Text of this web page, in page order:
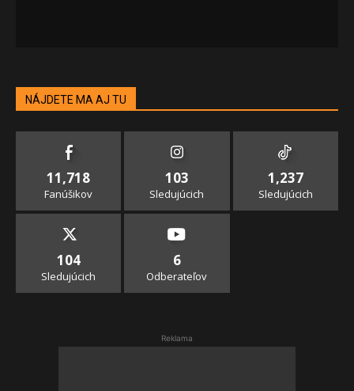
NÁJDETE MA AJ TU
11,718
Fanúšikov
103
Sledujúcich
1,237
Sledujúcich
104
Sledujúcich
6
Odberateľov
Reklama